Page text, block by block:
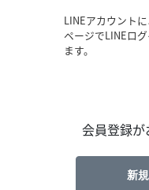
LINEアカウント
ページでLINEロ
ます。
会員登録
新